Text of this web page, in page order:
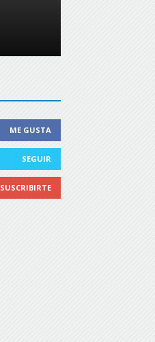
ME GUSTA
SEGUIR
SUSCRIBIRTE